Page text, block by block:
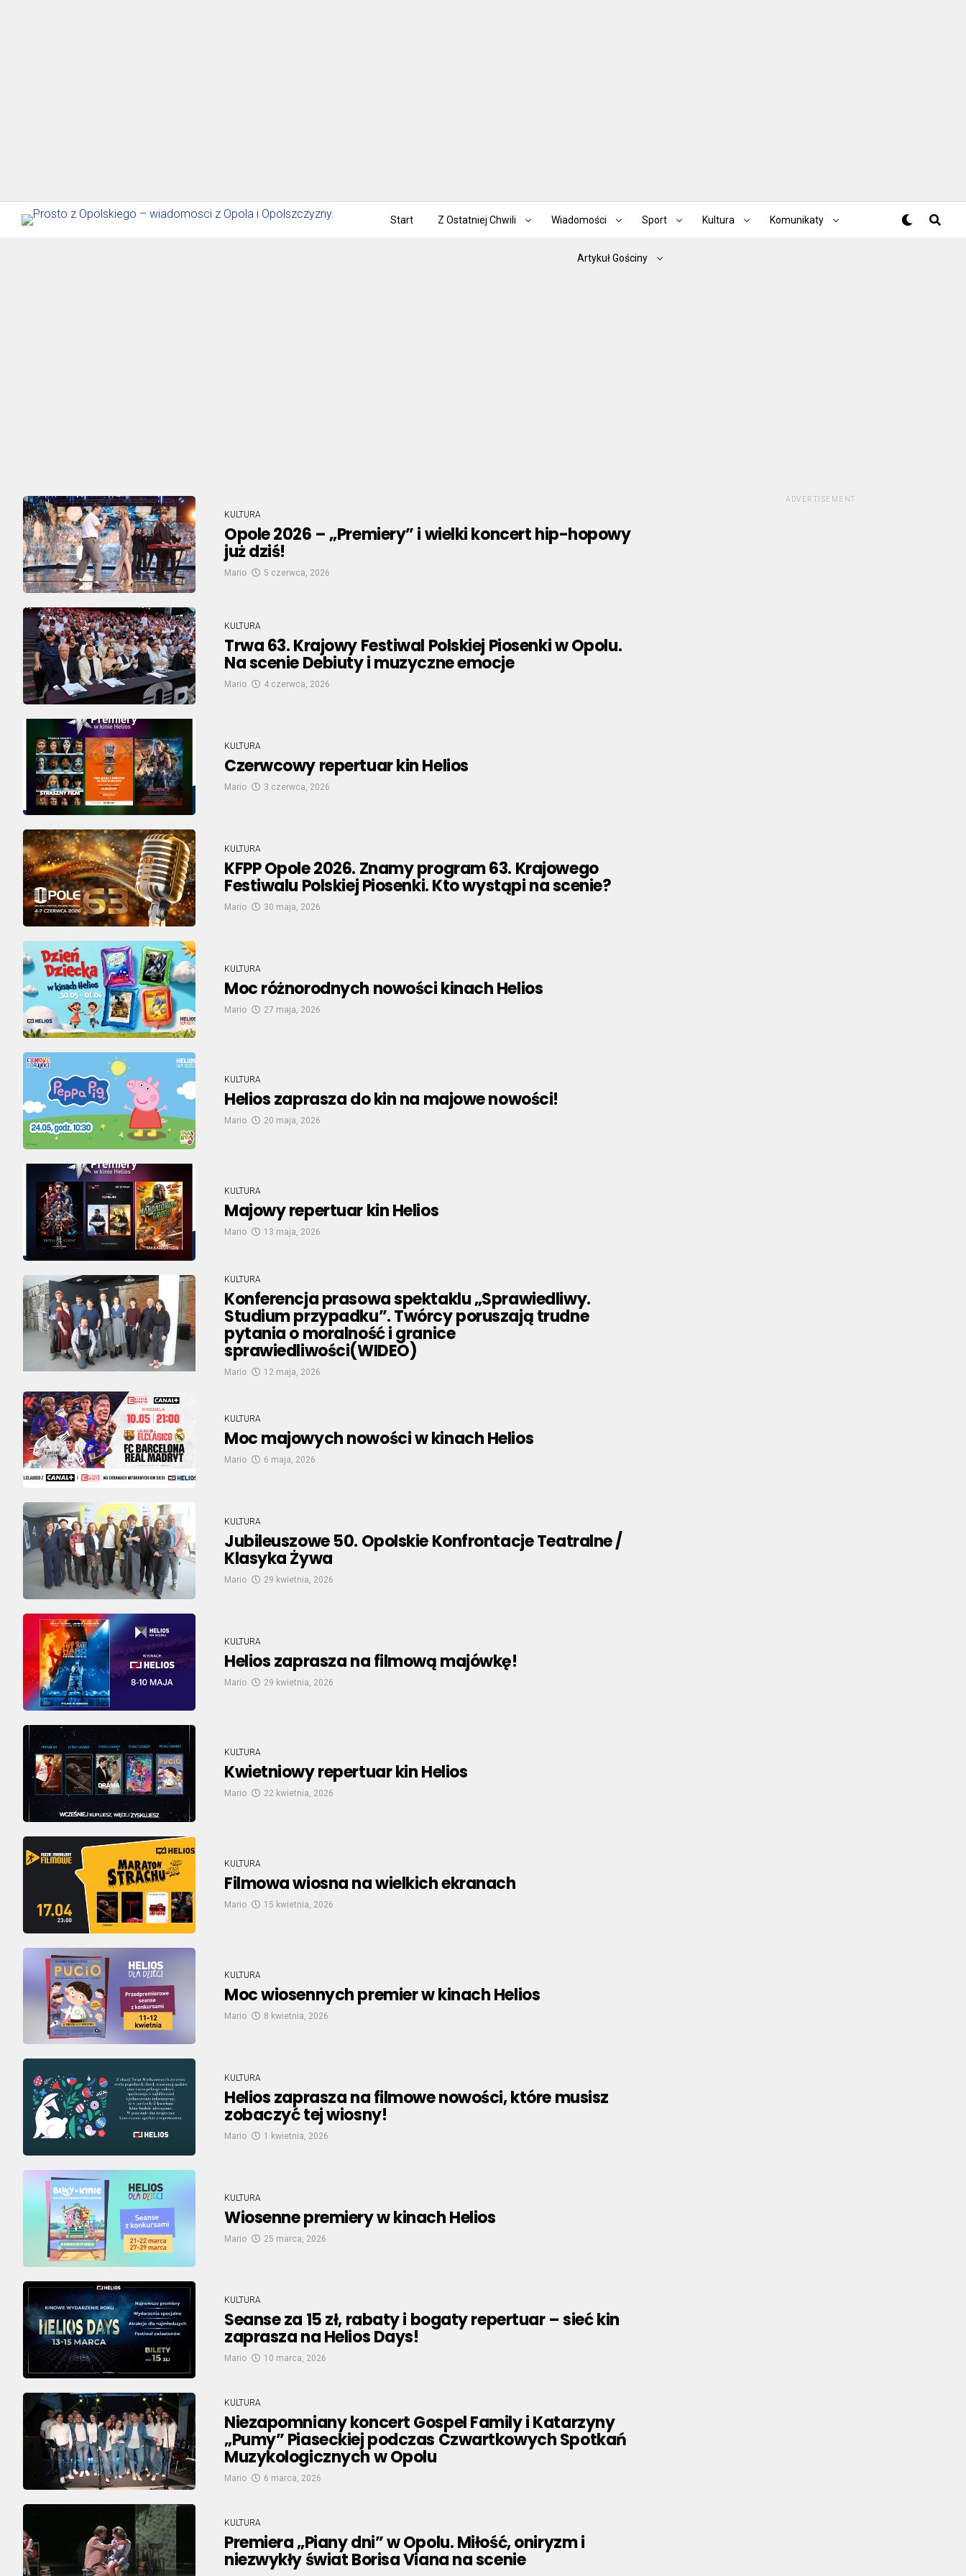
Start Z Ostatniej Chwili Wiadomości Sport Kultura Komunikaty
Artykuł Gościny
KULTURA
Opole 2026 – „Premiery” i wielki koncert hip-hopowy
już dziś!
Mario 5 czerwca, 2026
KULTURA
Trwa 63. Krajowy Festiwal Polskiej Piosenki w Opolu.
Na scenie Debiuty i muzyczne emocje
Mario 4 czerwca, 2026
KULTURA
Czerwcowy repertuar kin Helios
Mario 3 czerwca, 2026
KULTURA
KFPP Opole 2026. Znamy program 63. Krajowego
Festiwalu Polskiej Piosenki. Kto wystąpi na scenie?
Mario 30 maja, 2026
KULTURA
Moc różnorodnych nowości kinach Helios
Mario 27 maja, 2026
KULTURA
Helios zaprasza do kin na majowe nowości!
Mario 20 maja, 2026
KULTURA
Majowy repertuar kin Helios
Mario 13 maja, 2026
KULTURA
Konferencja prasowa spektaklu „Sprawiedliwy.
Studium przypadku”. Twórcy poruszają trudne
pytania o moralność i granice
sprawiedliwości(WIDEO)
Mario 12 maja, 2026
KULTURA
Moc majowych nowości w kinach Helios
Mario 6 maja, 2026
KULTURA
Jubileuszowe 50. Opolskie Konfrontacje Teatralne /
Klasyka Żywa
Mario 29 kwietnia, 2026
KULTURA
Helios zaprasza na filmową majówkę!
Mario 29 kwietnia, 2026
KULTURA
Kwietniowy repertuar kin Helios
Mario 22 kwietnia, 2026
KULTURA
Filmowa wiosna na wielkich ekranach
Mario 15 kwietnia, 2026
KULTURA
Moc wiosennych premier w kinach Helios
Mario 8 kwietnia, 2026
KULTURA
Helios zaprasza na filmowe nowości, które musisz
zobaczyć tej wiosny!
Mario 1 kwietnia, 2026
KULTURA
Wiosenne premiery w kinach Helios
Mario 25 marca, 2026
KULTURA
Seanse za 15 zł, rabaty i bogaty repertuar – sieć kin
zaprasza na Helios Days!
Mario 10 marca, 2026
KULTURA
Niezapomniany koncert Gospel Family i Katarzyny
„Pumy” Piaseckiej podczas Czwartkowych Spotkań
Muzykologicznych w Opolu
Mario 6 marca, 2026
KULTURA
Premiera „Piany dni” w Opolu. Miłość, oniryzm i
niezwykły świat Borisa Viana na scenie
ADVERTISEMENT